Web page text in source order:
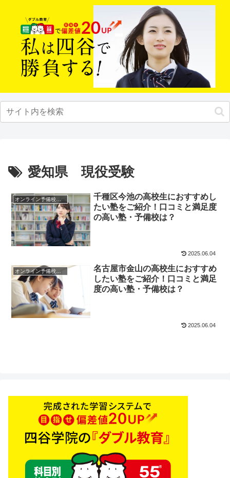
愛知県 現役受験
千種区今池の高校生におすすめし
たい塾をご紹介！口コミと満足度
の高い塾・予備校は？
2025.06.04
名古屋市金山の高校生におすすめ
したい塾をご紹介！口コミと満足
度の高い塾・予備校は？
2025.06.04